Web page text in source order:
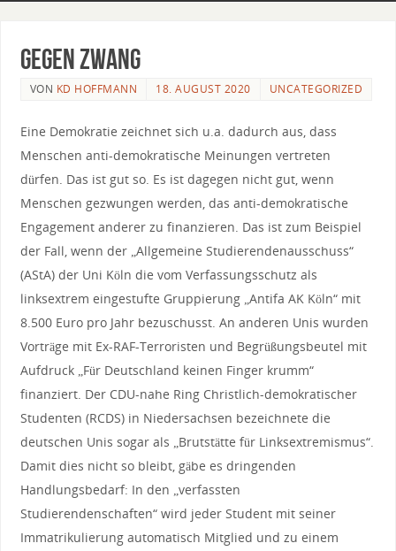
Gegen Zwang
VON KD HOFFMANN 18. AUGUST 2020 UNCATEGORIZED
Eine Demokratie zeichnet sich u.a. dadurch aus, dass
Menschen anti-demokratische Meinungen vertreten
dürfen. Das ist gut so. Es ist dagegen nicht gut, wenn
Menschen gezwungen werden, das anti-demokratische
Engagement anderer zu finanzieren. Das ist zum Beispiel
der Fall, wenn der „Allgemeine Studierendenausschuss“
(AStA) der Uni Köln die vom Verfassungsschutz als
linksextrem eingestufte Gruppierung „Antifa AK Köln“ mit
8.500 Euro pro Jahr bezuschusst. An anderen Unis wurden
Vorträge mit Ex-RAF-Terroristen und Begrüßungsbeutel mit
Aufdruck „Für Deutschland keinen Finger krumm“
finanziert. Der CDU-nahe Ring Christlich-demokratischer
Studenten (RCDS) in Niedersachsen bezeichnete die
deutschen Unis sogar als „Brutstätte für Linksextremismus“.
Damit dies nicht so bleibt, gäbe es dringenden
Handlungsbedarf: In den „verfassten
Studierendenschaften“ wird jeder Student mit seiner
Immatrikulierung automatisch Mitglied und zu einem